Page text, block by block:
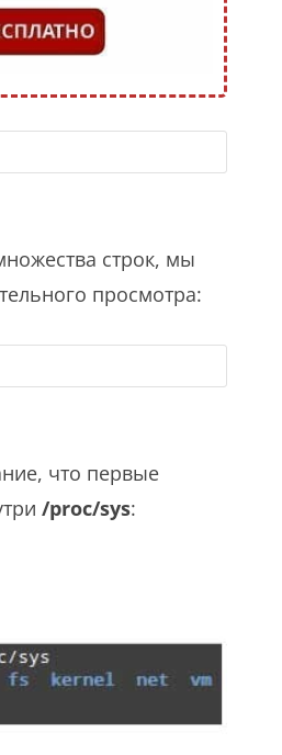
строк, мы
просмотра:
что первые
/proc/sys: